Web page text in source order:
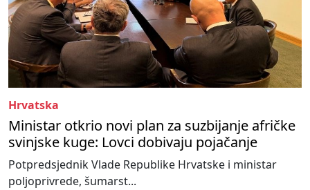
Hrvatska
Ministar otkrio novi plan za suzbijanje afričke
svinjske kuge: Lovci dobivaju pojačanje
Potpredsjednik Vlade Republike Hrvatske i ministar
poljoprivrede, šumarst...